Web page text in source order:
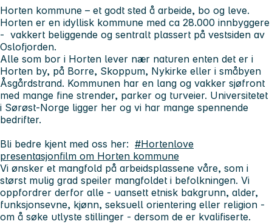
Horten kommune – et godt sted å arbeide, bo og leve.
Horten er en idyllisk kommune med ca 28.000 innbyggere
- vakkert beliggende og sentralt plassert på vestsiden av
Oslofjorden.
Alle som bor i Horten lever nær naturen enten det er i
Horten by, på Borre, Skoppum, Nykirke eller i småbyen
Åsgårdstrand. Kommunen har en lang og vakker sjøfront
med mange fine strender, parker og turveier. Universitetet
i Sørøst-Norge ligger her og vi har mange spennende
bedrifter.
Bli bedre kjent med oss her: #Hortenlove
presentasjonfilm om Horten kommune
Vi ønsker et mangfold på arbeidsplassene våre, som i
størst mulig grad speiler mangfoldet i befolkningen. Vi
oppfordrer derfor alle - uansett etnisk bakgrunn, alder,
funksjonsevne, kjønn, seksuell orientering eller religion -
om å søke utlyste stillinger - dersom de er kvalifiserte.